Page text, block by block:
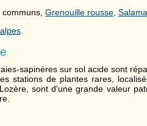
Grenouille rousse,
.
sapinères sur sol acide sont
stations de plantes rares,
sont d'une grande valeur